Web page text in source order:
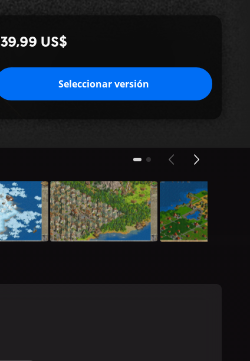
39,99 US$
Seleccionar versión